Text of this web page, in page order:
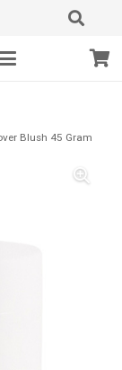
Blush 45 Gram